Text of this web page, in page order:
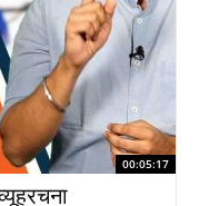
00:05:17